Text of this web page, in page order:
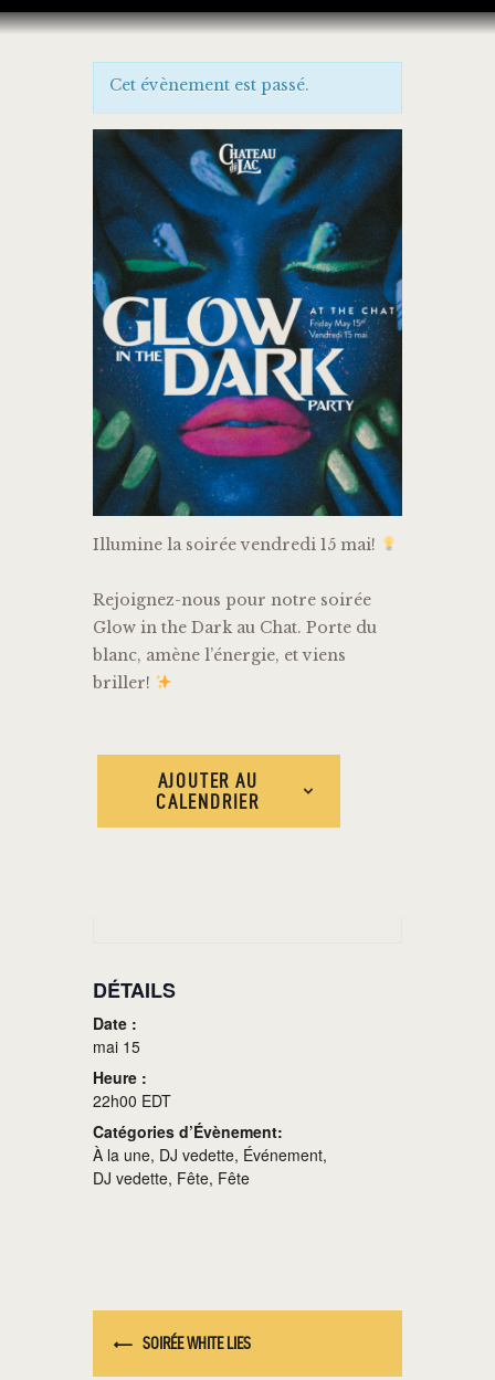
ACCUEIL
CARTE DU BAR
ÉVÉNEMENTS
RECRUTEMENT
CONTACT
EN
Cet évènement est passé.
Illumine la soirée vendredi 15 mai!
Rejoignez-nous pour notre soirée
Glow in the Dark au Chat. Porte du
blanc, amène l’énergie, et viens
briller!
AJOUTER AU
CALENDRIER
DÉTAILS
Date :
mai 15
Heure :
22h00 EDT
Catégories d’Évènement:
À la une, DJ vedette, Événement,
DJ vedette, Fête, Fête
N
V
SOIRÉE WHITE LIES